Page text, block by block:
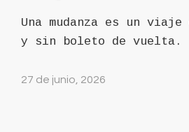
Una mudanza es un viaje
y sin boleto de vuelta.
27 de junio, 2026